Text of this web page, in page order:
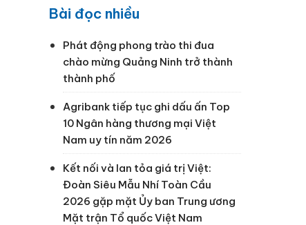
Bài đọc nhiều
Phát động phong trào thi đua
chào mừng Quảng Ninh trở thành
thành phố
Agribank tiếp tục ghi dấu ấn Top
10 Ngân hàng thương mại Việt
Nam uy tín năm 2026
Kết nối và lan tỏa giá trị Việt:
Đoàn Siêu Mẫu Nhí Toàn Cầu
2026 gặp mặt Ủy ban Trung ương
Mặt trận Tổ quốc Việt Nam